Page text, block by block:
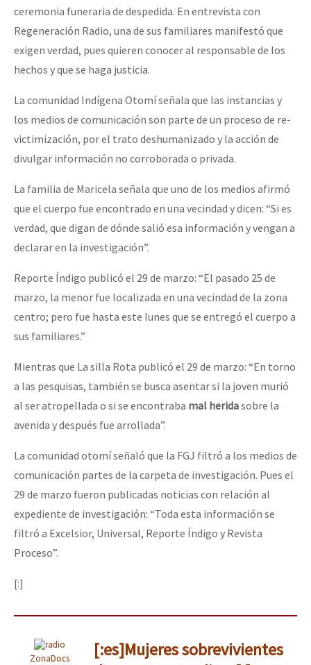
ceremonia funeraria de despedida. En entrevista con
Regeneración Radio, una de sus familiares manifestó que
exigen verdad, pues quieren conocer al responsable de los
hechos y que se haga justicia.
La comunidad Indígena Otomí señala que las instancias y
los medios de comunicación son parte de un proceso de re-
victimización, por el trato deshumanizado y la acción de
divulgar información no corroborada o privada.
La familia de Maricela señala que uno de los medios afirmó
que el cuerpo fue encontrado en una vecindad y dicen: “Si es
verdad, que digan de dónde salió esa información y vengan a
declarar en la investigación”.
Reporte Índigo publicó el 29 de marzo: “El pasado 25 de
marzo, la menor fue localizada en una vecindad de la zona
centro; pero fue hasta este lunes que se entregó el cuerpo a
sus familiares.”
Mientras que La silla Rota publicó el 29 de marzo: “En torno
a las pesquisas, también se busca asentar si la joven murió
al ser atropellada o si se encontraba mal heridasobre la
avenida y después fue arrollada”.
La comunidad otomí señaló que la FGJ filtró a los medios de
comunicación partes de la carpeta de investigación. Pues el
29 de marzo fueron publicadas noticias con relación al
expediente de investigación: “Toda esta información se
filtró a Excelsior, Universal, Reporte Índigo y Revista
Proceso”.
[:]
ZonaDocs
[:es]Mujeres sobrevivientes